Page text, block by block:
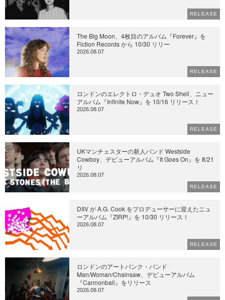
RELEASE
The Big Moon、4枚目のアルバム『Forever』を
Fiction Records から 10/30 リリー
2026.08.07
RELEASE
ロンドンのエレクトロ・デュオ Two Shell、ニュー
アルバム『Infinite Now』を 10/16 リリース！
2026.08.07
RELEASE
UKマンチェスターの新人バンド Westside
Cowboy、デビューアルバム『It Goes On』を 8/21
リ
2026.08.07
RELEASE
DIIV が A.G. Cook をプロデューサーに迎えたニュ
ーアルバム『ZIRP!』を 10/30 リリース！
2026.08.07
RELEASE
ロンドンのアートパンク・バンド
Man/Woman/Chainsaw、デビューアルバム
『Cannonball』をリリース
2026.08.07